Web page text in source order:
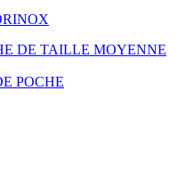
DE TAILLE MOYENNE
POCHE